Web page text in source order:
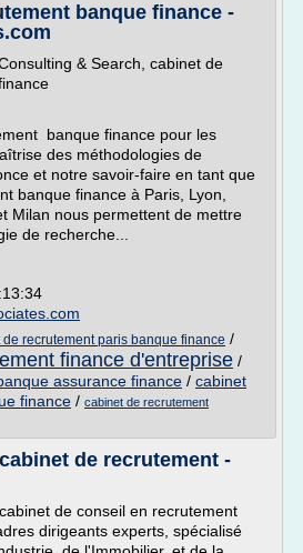
banque finance -
& Search, cabinet de
banque finance pour les
des méthodologies de
et notre savoir-faire en tant que
banque finance à Paris, Lyon,
Milan nous permettent de mettre
de recherche...
recrutement paris banque finance /
finance d'entreprise /
assurance finance / cabinet
finance / cabinet de recrutement
de recrutement -
de conseil en recrutement
dirigeants experts, spécialisé